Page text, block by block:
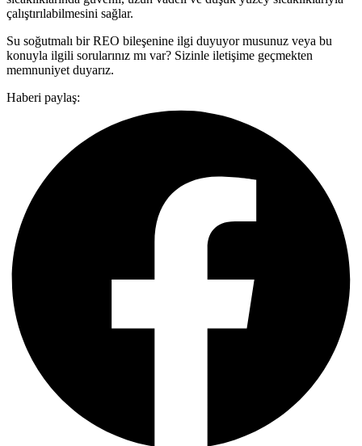
çalıştırılabilmesini sağlar.
Su soğutmalı bir REO bileşenine ilgi duyuyor musunuz veya bu
konuyla ilgili sorularınız mı var? Sizinle iletişime geçmekten
memnuniyet duyarız.
Haberi paylaş: